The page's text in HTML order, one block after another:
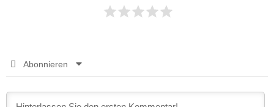
Abonnieren